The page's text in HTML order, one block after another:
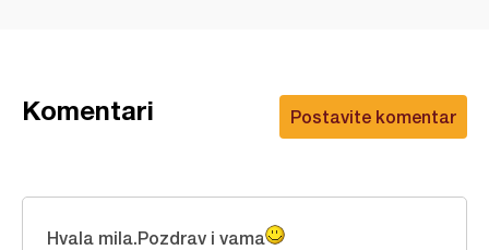
Postavite komentar
Komentari
Hvala mila.Pozdrav i vama